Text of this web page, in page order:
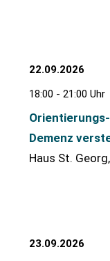
22.09.2026
18:00 - 21:00 Uhr
Demenz
Haus St.
23.09.2026